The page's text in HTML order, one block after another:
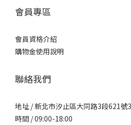
會員專區
會員資格介紹
購物金使用說明
聯絡我們
地址 / 新北市汐止區大同路3段621號
時間 / 09:00-18:00